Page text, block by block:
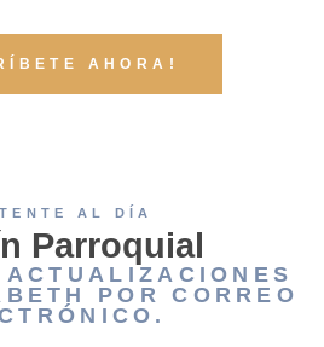
AHORA!
AL DÍA
Parroquial
POR CORREO